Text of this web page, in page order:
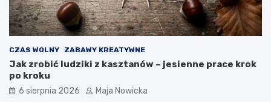
CZAS WOLNY ZABAWY KREATYWNE
Jak zrobić ludziki z kasztanów – jesienne prace krok
po kroku
6 sierpnia 2026 Maja Nowicka